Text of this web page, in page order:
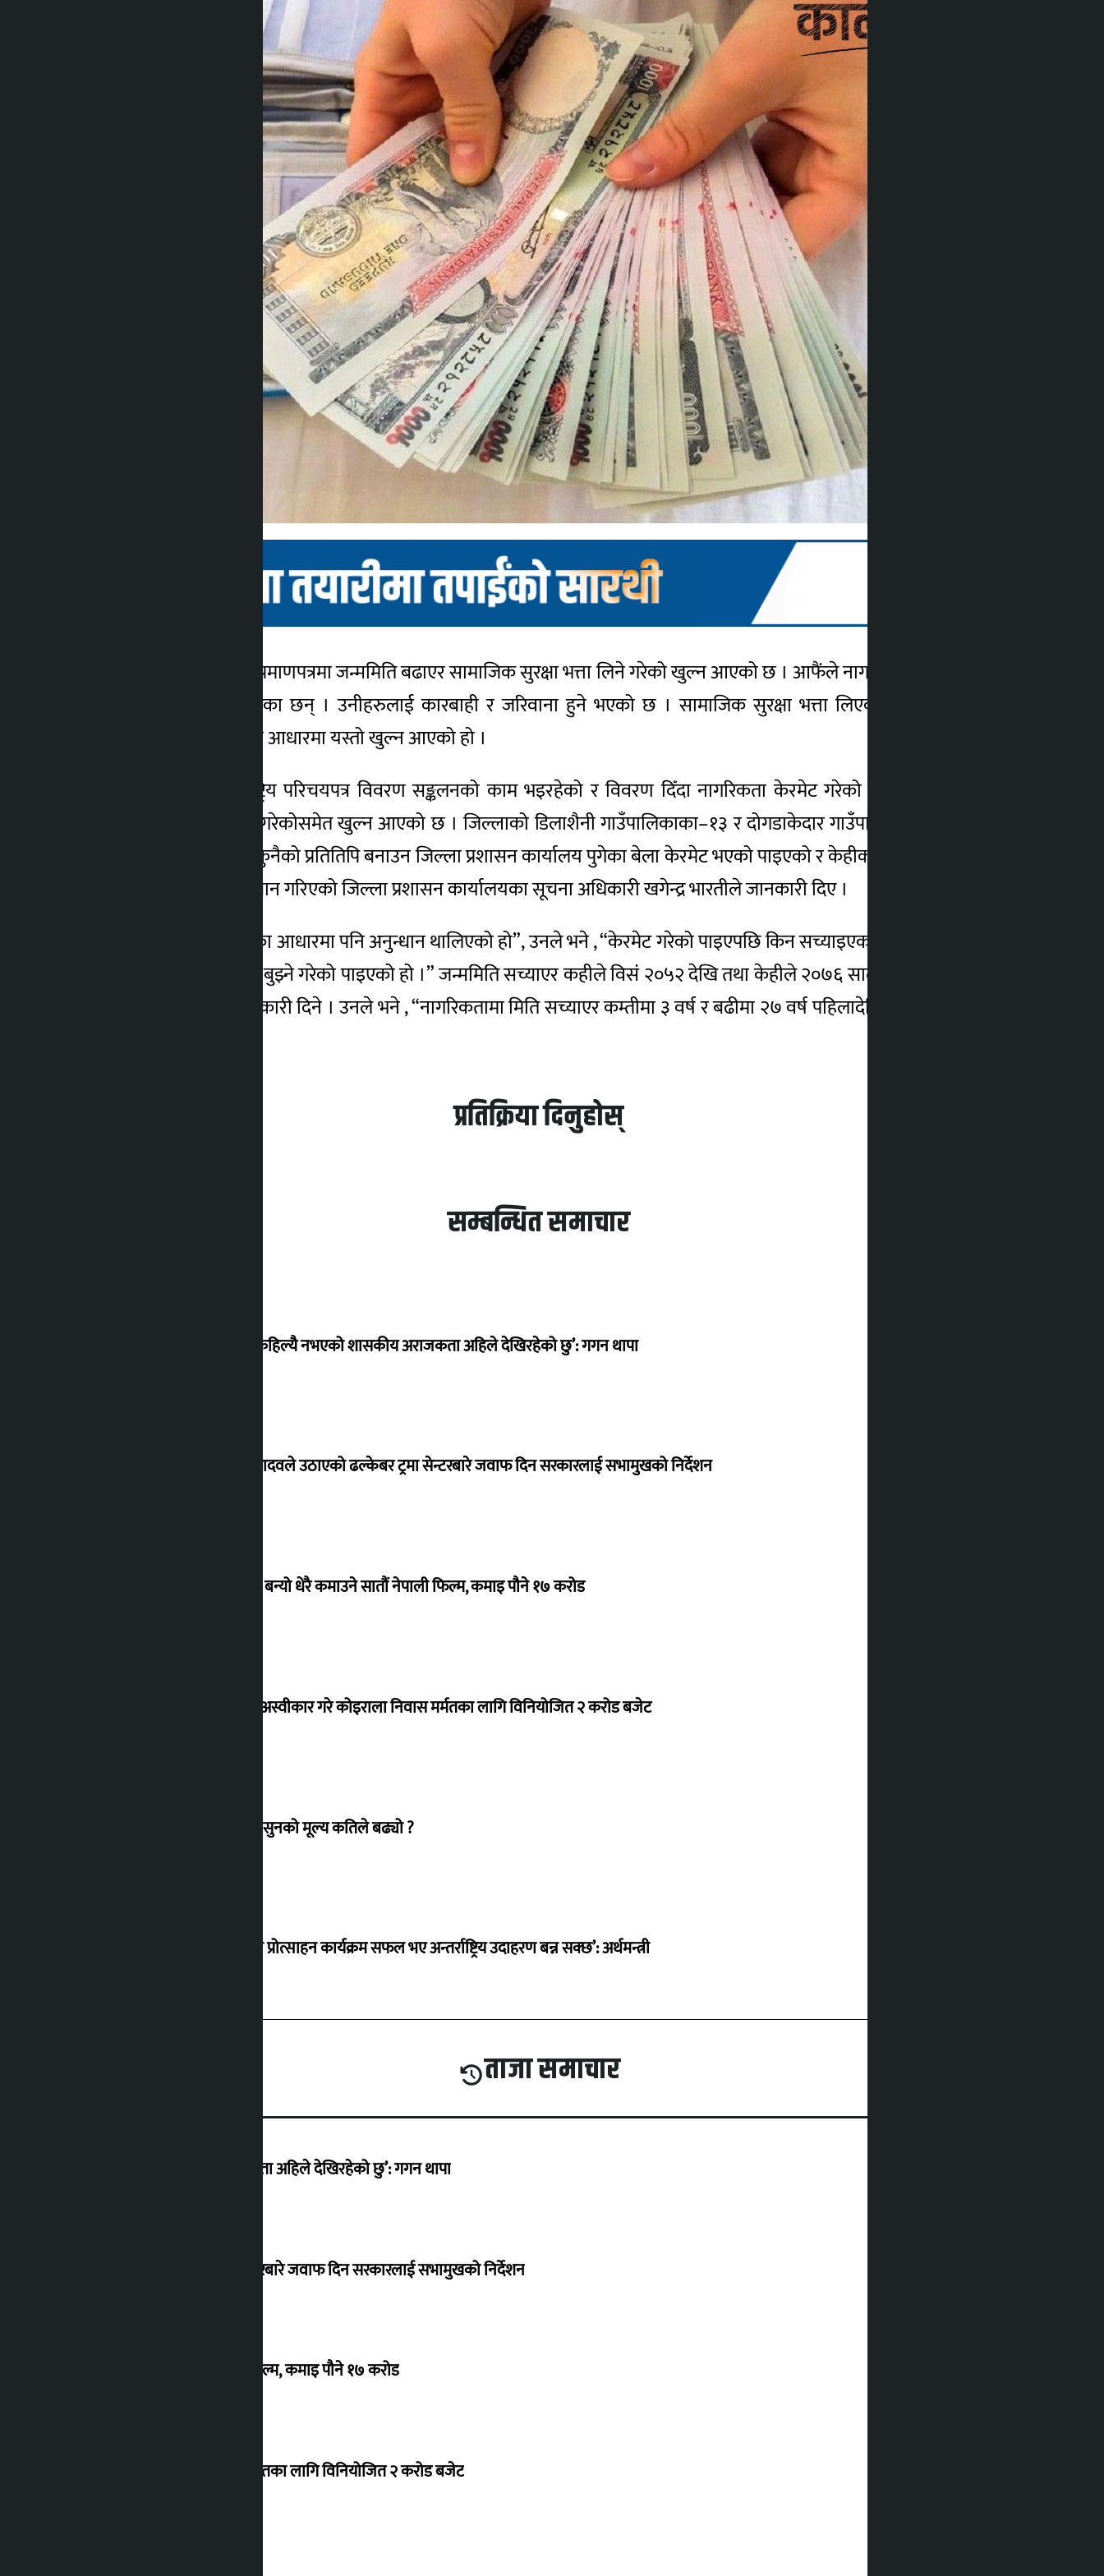
बैतडी । बैतडीमा नागरिकता प्रमाणपत्रमा जन्ममिति बढाएर सामाजिक सुरक्षा भत्ता लिने गरेको खुल्न आएको छ । आफैंले नागरिकतामा जन्ममिति सच्याएर
भत्ता लिनेमा १४ जना भेटिएका छन् । उनीहरुलाई कारबाही र जरिवाना हुने भएको छ । सामाजिक सुरक्षा भत्ता लिएको जनाउँदै जिल्ला प्रशासन
कार्यालयमा आएको उजुरीको आधारमा यस्तो खुल्न आएको हो ।
यसका साथै वडास्तरमा राष्ट्रिय परिचयपत्र विवरण सङ्कलनको काम भइरहेको र विवरण दिँदा नागरिकता केरमेट गरेको पाइएपछि सामाजिक सुरक्षा
भत्ताअन्तर्गत वृद्ध भत्ता लिने गरेकोसमेत खुल्न आएको छ । जिल्लाको डिलाशैनी गाउँपालिकाका–१३ र दोगडाकेदार गाउँपालिकाका एकको नागरिकता
केरमेट गरेको पाइएको हो । कुनैको प्रतितिपि बनाउन जिल्ला प्रशासन कार्यालय पुगेका बेला केरमेट भएको पाइएको र केहीको परिचयपत्र बनाउँदा केरमेट
गरेको पाइएपछि थप अनुसन्धान गरिएको जिल्ला प्रशासन कार्यालयका सूचना अधिकारी खगेन्द्र भारतीले जानकारी दिए ।
“कार्यालयमा आएको उजुरीका आधारमा पनि अनुन्धान थालिएको हो”, उनले भने , “केरमेट गरेको पाइएपछि किन सच्याइएका रहेछन् भनेर हेर्दा जन्ममिति
बढाइ सामाजिक सुरक्षा भत्ता बुझ्ने गरेको पाइएको हो ।” जन्ममिति सच्याएर कहीले विसं २०५२ देखि तथा केहीले २०७६ सालदेखि भत्ता लिइरहेका खुल्न
आएको सूचना भारतीले जानकारी दिने । उनले भने , “नागरिकतामा मिति सच्याएर कम्तीमा ३ वर्ष र बढीमा २७ वर्ष पहिलादेखि वृद्धभत्ता बुझेको पाइएको
प्रतिक्रिया दिनुहोस्
सम्बन्धित समाचार
‘देशमा कहिल्यै नभएको शासकीय अराजकता अहिले देखिरहेको छु’: गगन थापा
सांसद यादवले उठाएको ढल्केबर ट्रमा सेन्टरबारे जवाफ दिन सरकारलाई सभामुखको निर्देशन
‘गौंथली’ बन्यो धेरै कमाउने सातौं नेपाली फिल्म, कमाइ पौने १७ करोड
शेखरले अस्वीकार गरे कोइराला निवास मर्मतका लागि विनियोजित २ करोड बजेट
शुक्रबार सुनको मूल्य कतिले बढ्यो ?
‘करदाता प्रोत्साहन कार्यक्रम सफल भए अन्तर्राष्ट्रिय उदाहरण बन्न सक्छ’: अर्थमन्त्री
ताजा समाचार
‘देशमा कहिल्यै नभएको शासकीय अराजकता अहिले देखिरहेको छु’: गगन थापा
सांसद यादवले उठाएको ढल्केबर ट्रमा सेन्टरबारे जवाफ दिन सरकारलाई सभामुखको निर्देशन
‘गौंथली’ बन्यो धेरै कमाउने सातौं नेपाली फिल्म, कमाइ पौने १७ करोड
शेखरले अस्वीकार गरे कोइराला निवास मर्मतका लागि विनियोजित २ करोड बजेट